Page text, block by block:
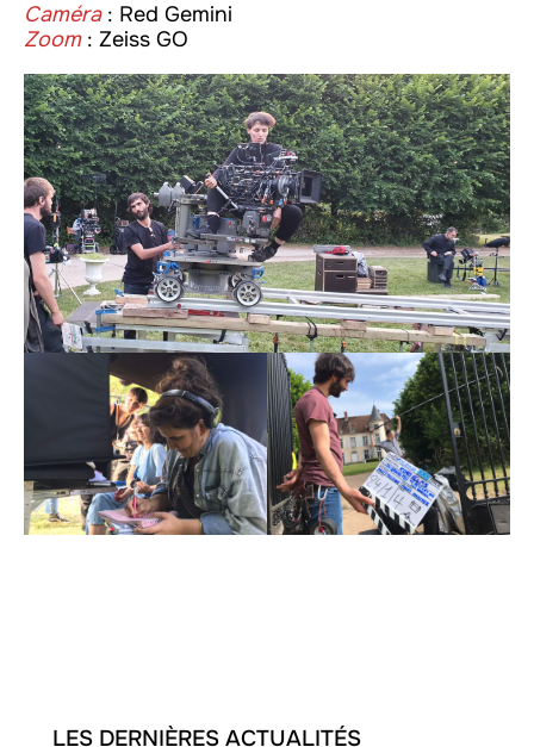
Caméra: Red Gemini
Zoom: Zeiss GO
LES DERNIÈRES ACTUALITÉS